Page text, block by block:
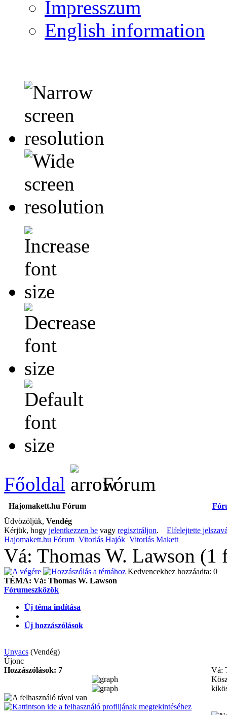
Impresszum
English information
Főoldal Fórum
Hajomakett.hu Fórum
Üdvözöljük, Vendég
Kérjük, hogy jelentkezzen be vagy regisztráljon. Elfelejtette
Hajomakett.hu Fórum Vitorlás Hajók Vitorlás Makett
Vá: Thomas W. Lawson (1
Kedvencekhez hozzáadta: 0
TÉMA: Vá: Thomas W. Lawson
Fórumeszközök
Új téma indítása
Új hozzászólások
Unyacs (Vendég)
Újonc
Hozzászólások: 7
Vá: